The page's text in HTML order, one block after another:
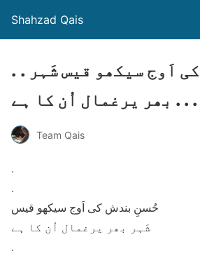
Shahzad Qais
. . حُسنِ بندش کی اَوج سیکھو قیس شَہر
بھر یرغمال اُن کا ہے . . .
Team Qais
.
.
حُسنِ بندش کی اَوج سیکھو قیس
شَہر بھر یرغمال اُن کا ہے
.